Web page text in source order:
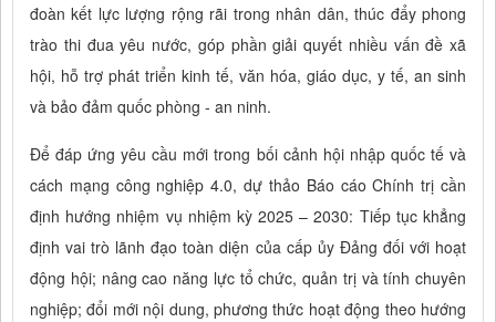
đoàn kết lực lượng rộng rãi trong nhân dân, thúc đẩy phong
trào thi đua yêu nước, góp phần giải quyết nhiều vấn đề xã
hội, hỗ trợ phát triển kinh tế, văn hóa, giáo dục, y tế, an sinh
và bảo đảm quốc phòng - an ninh.
Để đáp ứng yêu cầu mới trong bối cảnh hội nhập quốc tế và
cách mạng công nghiệp 4.0, dự thảo Báo cáo Chính trị cần
định hướng nhiệm vụ nhiệm kỳ 2025 – 2030: Tiếp tục khẳng
định vai trò lãnh đạo toàn diện của cấp ủy Đảng đối với hoạt
động hội; nâng cao năng lực tổ chức, quản trị và tính chuyên
nghiệp; đổi mới nội dung, phương thức hoạt động theo hướng